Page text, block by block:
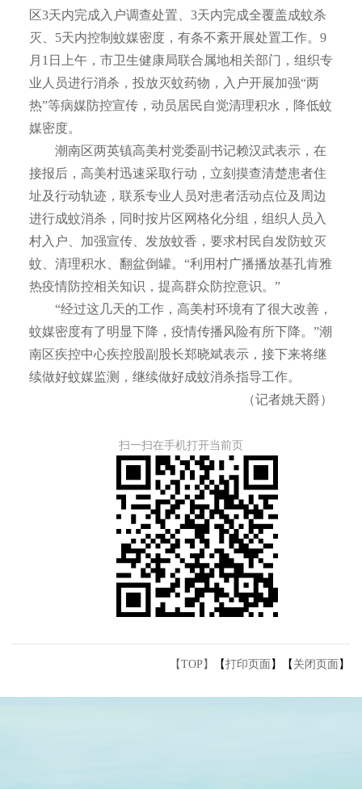
区3天内完成入户调查处置、3天内完成全覆盖成蚊杀
灭、5天内控制蚊媒密度，有条不紊开展处置工作。9
月1日上午，市卫生健康局联合属地相关部门，组织专
业人员进行消杀，投放灭蚊药物，入户开展加强“两
热”等病媒防控宣传，动员居民自觉清理积水，降低蚊
媒密度。
潮南区两英镇高美村党委副书记赖汉武表示，在
接报后，高美村迅速采取行动，立刻摸查清楚患者住
址及行动轨迹，联系专业人员对患者活动点位及周边
进行成蚊消杀，同时按片区网格化分组，组织人员入
村入户、加强宣传、发放蚊香，要求村民自发防蚊灭
蚊、清理积水、翻盆倒罐。“利用村广播播放基孔肯雅
热疫情防控相关知识，提高群众防控意识。”
“经过这几天的工作，高美村环境有了很大改善，
蚊媒密度有了明显下降，疫情传播风险有所下降。”潮
南区疾控中心疾控股副股长郑晓斌表示，接下来将继
续做好蚊媒监测，继续做好成蚊消杀指导工作。
（记者姚天爵）
扫一扫在手机打开当前页
【TOP】 【打印页面 】【 关闭页面 】